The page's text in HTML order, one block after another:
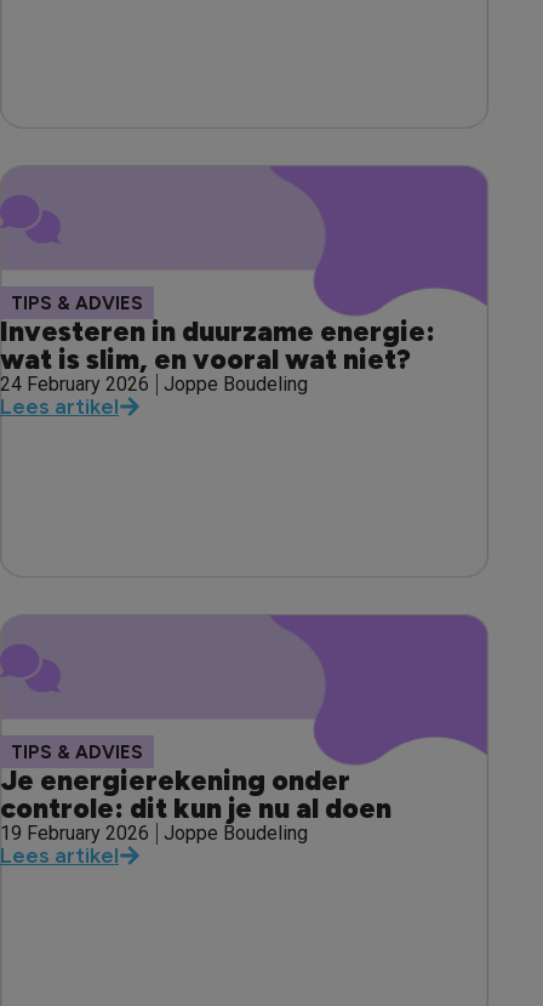
TIPS & ADVIES
Investeren in duurzame energie:
wat is slim, en vooral wat niet?
24 February 2026 Joppe Boudeling
Lees artikel
TIPS & ADVIES
Je energierekening onder
controle: dit kun je nu al doen
19 February 2026 Joppe Boudeling
Lees artikel